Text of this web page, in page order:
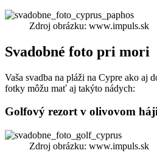
Zdroj obrázku: www.impuls.sk
Svadobné foto pri mori
Vaša svadba na pláži na Cypre ako aj
fotky môžu mať aj takýto nádych:
Golfový rezort v olivovom
Zdroj obrázku: www.impuls.sk